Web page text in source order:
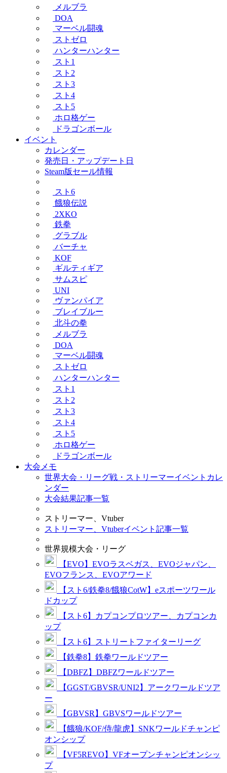
メルブラ
DOA
マーベル闘魂
ストゼロ
ハンターハンター
スト1
スト2
スト3
スト4
スト5
ホロ格ゲー
ドラゴンボール
イベント
カレンダー
発売日・アップデート日
Steam版セール情報
スト6
餓狼伝説
2XKO
鉄拳
グラブル
バーチャ
KOF
ギルティギア
サムスピ
UNI
ヴァンパイア
ブレイブルー
北斗の拳
メルブラ
DOA
マーベル闘魂
ストゼロ
ハンターハンター
スト1
スト2
スト3
スト4
スト5
ホロ格ゲー
ドラゴンボール
大会メモ
世界大会・リーグ戦・ストリーマーイベントカレ
ンダー
大会結果記事一覧
ストリーマー、Vtuber
ストリーマー、Vtuberイベント記事一覧
世界規模大会・リーグ
【EVO】EVOラスベガス、EVOジャパン、
EVOフランス、EVOアワード
【スト6/鉄拳8/餓狼CotW】eスポーツワール
ドカップ
【スト6】カプコンプロツアー、カプコンカ
ップ
【スト6】ストリートファイターリーグ
【鉄拳8】鉄拳ワールドツアー
【DBFZ】DBFZワールドツアー
【GGST/GBVSR/UNI2】アークワールドツア
ー
【GBVSR】GBVSワールドツアー
【餓狼/KOF/侍/龍虎】SNKワールドチャンピ
オンシップ
【VF5REVO】VFオープンチャンピオンシッ
プ